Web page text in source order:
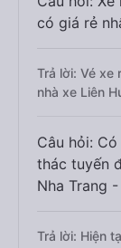
có giá rẻ
Trả lời: Vé xe
nhà xe Liên
Câu hỏi:
thác tuyến
Nha Trang
Trả lời: Hiện